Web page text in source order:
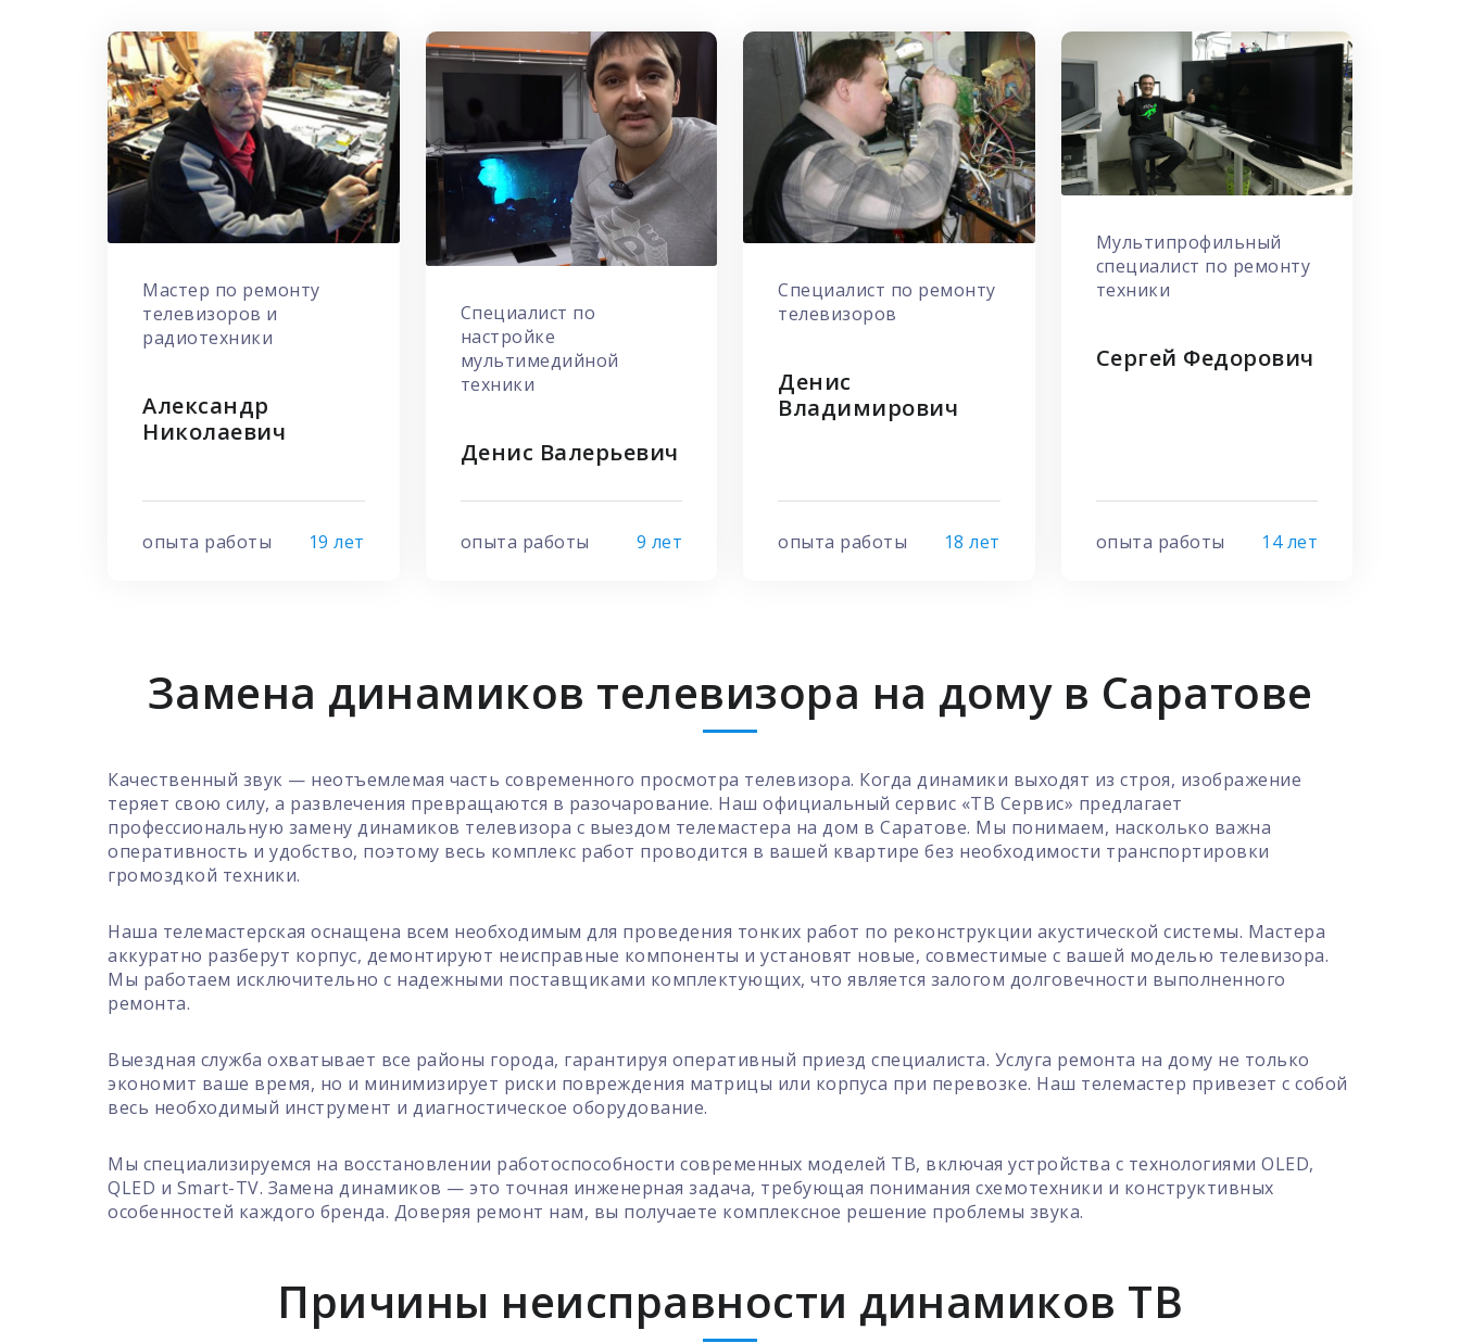
Мастер по ремонту
телевизоров и
радиотехники
Александр
Николаевич
опыта работы 19 лет
Специалист по
настройке
мультимедийной
техники
Денис Валерьевич
опыта работы 9 лет
Специалист по ремонту
телевизоров
Денис
Владимирович
опыта работы 18 лет
Мультипрофильный
специалист по ремонту
техники
Сергей Федорович
опыта работы 14 лет
Замена динамиков телевизора на дому в Саратове
Качественный звук — неотъемлемая часть современного просмотра телевизора. Когда динамики выходят из строя, изображение
теряет свою силу, а развлечения превращаются в разочарование. Наш официальный сервис «ТВ Сервис» предлагает
профессиональную замену динамиков телевизора с выездом телемастера на дом в Саратове. Мы понимаем, насколько важна
оперативность и удобство, поэтому весь комплекс работ проводится в вашей квартире без необходимости транспортировки
громоздкой техники.
Наша телемастерская оснащена всем необходимым для проведения тонких работ по реконструкции акустической системы. Мастера
аккуратно разберут корпус, демонтируют неисправные компоненты и установят новые, совместимые с вашей моделью телевизора.
Мы работаем исключительно с надежными поставщиками комплектующих, что является залогом долговечности выполненного
ремонта.
Выездная служба охватывает все районы города, гарантируя оперативный приезд специалиста. Услуга ремонта на дому не только
экономит ваше время, но и минимизирует риски повреждения матрицы или корпуса при перевозке. Наш телемастер привезет с собой
весь необходимый инструмент и диагностическое оборудование.
Мы специализируемся на восстановлении работоспособности современных моделей ТВ, включая устройства с технологиями OLED,
QLED и Smart-TV. Замена динамиков — это точная инженерная задача, требующая понимания схемотехники и конструктивных
особенностей каждого бренда. Доверяя ремонт нам, вы получаете комплексное решение проблемы звука.
Причины неисправности динамиков ТВ